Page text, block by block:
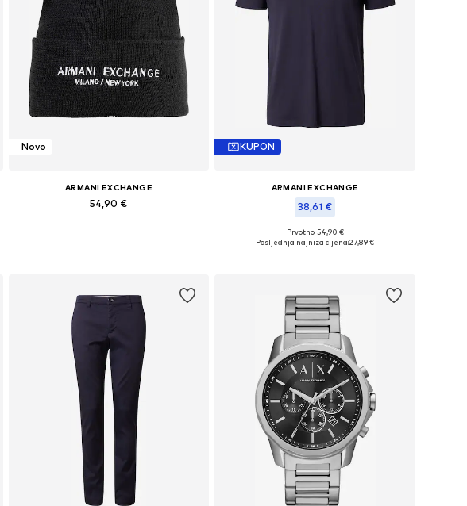
Novo
ARMANI EXCHANGE
54,90 €
KUPON
ARMANI EXCHANGE
38,61 €
Dostupne veličine: L
Prvotno: 54,90 €
Posljednja najniža cijena:27,89 €